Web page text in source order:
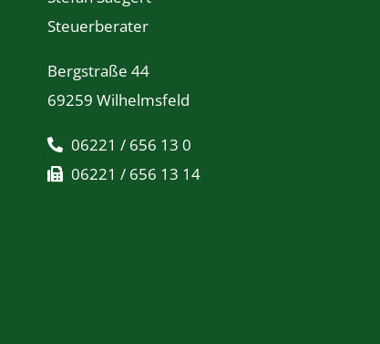
Steuerberater
Bergstraße 44
69259 Wilhelmsfeld
06221 / 656 13 0
06221 / 656 13 14